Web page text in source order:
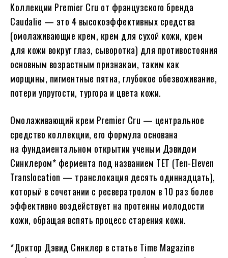
Коллекции Premier Cru от французского бренда
Caudalie — это 4 высокоэффективных средства
(омолаживающие крем, крем для сухой кожи, крем
для кожи вокруг глаз, сыворотка) для противостояния
основным возрастным признакам, таким как
морщины, пигментные пятна, глубокое обезвоживание,
потери упругости, тургора и цвета кожи.
Омолаживающий крем Premier Cru — центральное
средство коллекции, его формула основана
на фундаментальном открытии ученым Дэвидом
Синклером* фермента под названием TET (Ten-Eleven
Translocation — транслокация десять одиннадцать),
который в сочетании с ресвератролом в 10 раз более
эффективно воздействует на протеины молодости
кожи, обращая вспять процесс старения кожи.
*Доктор Дэвид Синклер в статье Time Magazine